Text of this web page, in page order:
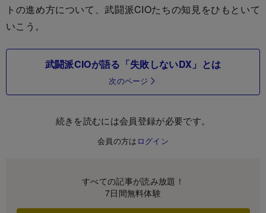
トの進め方について、武闘派CIOたちの知見をひもといて
いこう。
武闘派CIOが語る「失敗しないDX」とは
次のページ
続きを読むには会員登録が必要です。
会員の方は ログイン
すべての記事が読み放題！
7日間無料体験